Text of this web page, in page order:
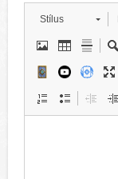
Stílus